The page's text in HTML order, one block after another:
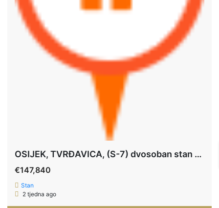
OSIJEK, TVRĐAVICA, (S-7) dvosoban stan na 1.katu, 49,28 m2+ PARKING
€147,840
Stan
2 tjedna ago